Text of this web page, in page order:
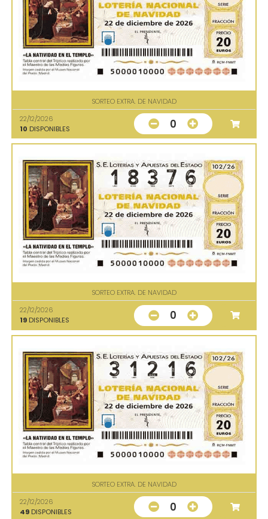
SORTEO EXTRA. DE NAVIDAD
22/12/2026
10 DISPONIBLES 0
SORTEO EXTRA. DE NAVIDAD
22/12/2026
19 DISPONIBLES 0
SORTEO EXTRA. DE NAVIDAD
22/12/2026
49 DISPONIBLES 0